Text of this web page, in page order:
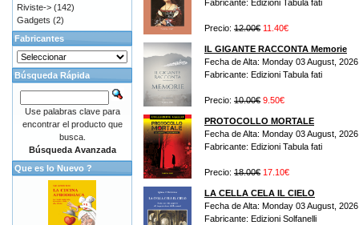
Fabricante: Edizioni Tabula fati
Precio: 12.00€ 11.40€
IL GIGANTE RACCONTA Memorie
Fecha de Alta: Monday 03 August, 2026
Fabricante: Edizioni Tabula fati
Precio: 10.00€ 9.50€
PROTOCOLLO MORTALE
Fecha de Alta: Monday 03 August, 2026
Fabricante: Edizioni Tabula fati
Precio: 18.00€ 17.10€
LA CELLA CELA IL CIELO
Fecha de Alta: Monday 03 August, 2026
Fabricante: Edizioni Solfanelli
Riviste-> (142)
Gadgets (2)
Fabricantes
Búsqueda Rápida
Use palabras clave para
encontrar el producto que
busca.
Búsqueda Avanzada
Que es lo Nuevo ?